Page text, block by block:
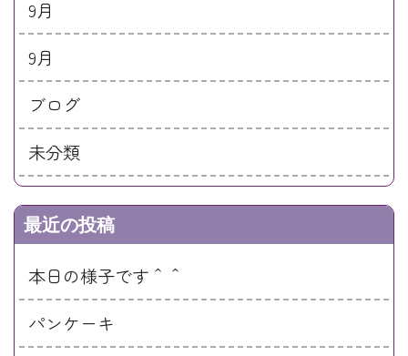
9月
9月
ブログ
未分類
最近の投稿
本日の様子です＾＾
パンケーキ